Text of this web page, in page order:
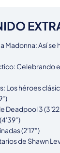
Madonna: Así se
Celebrando
Los héroes
Deadpool 3
(2'17")
de Shawn